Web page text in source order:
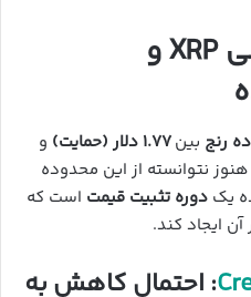
تحلیل وضعیت فعلی XRP و
رنج بین۱.۷۷ دلار (حمایت)
و
نتوانسته از این محدوده
یک دوره تثبیت قیمت است که
ایجاد کند.
: احتمال کاهش به